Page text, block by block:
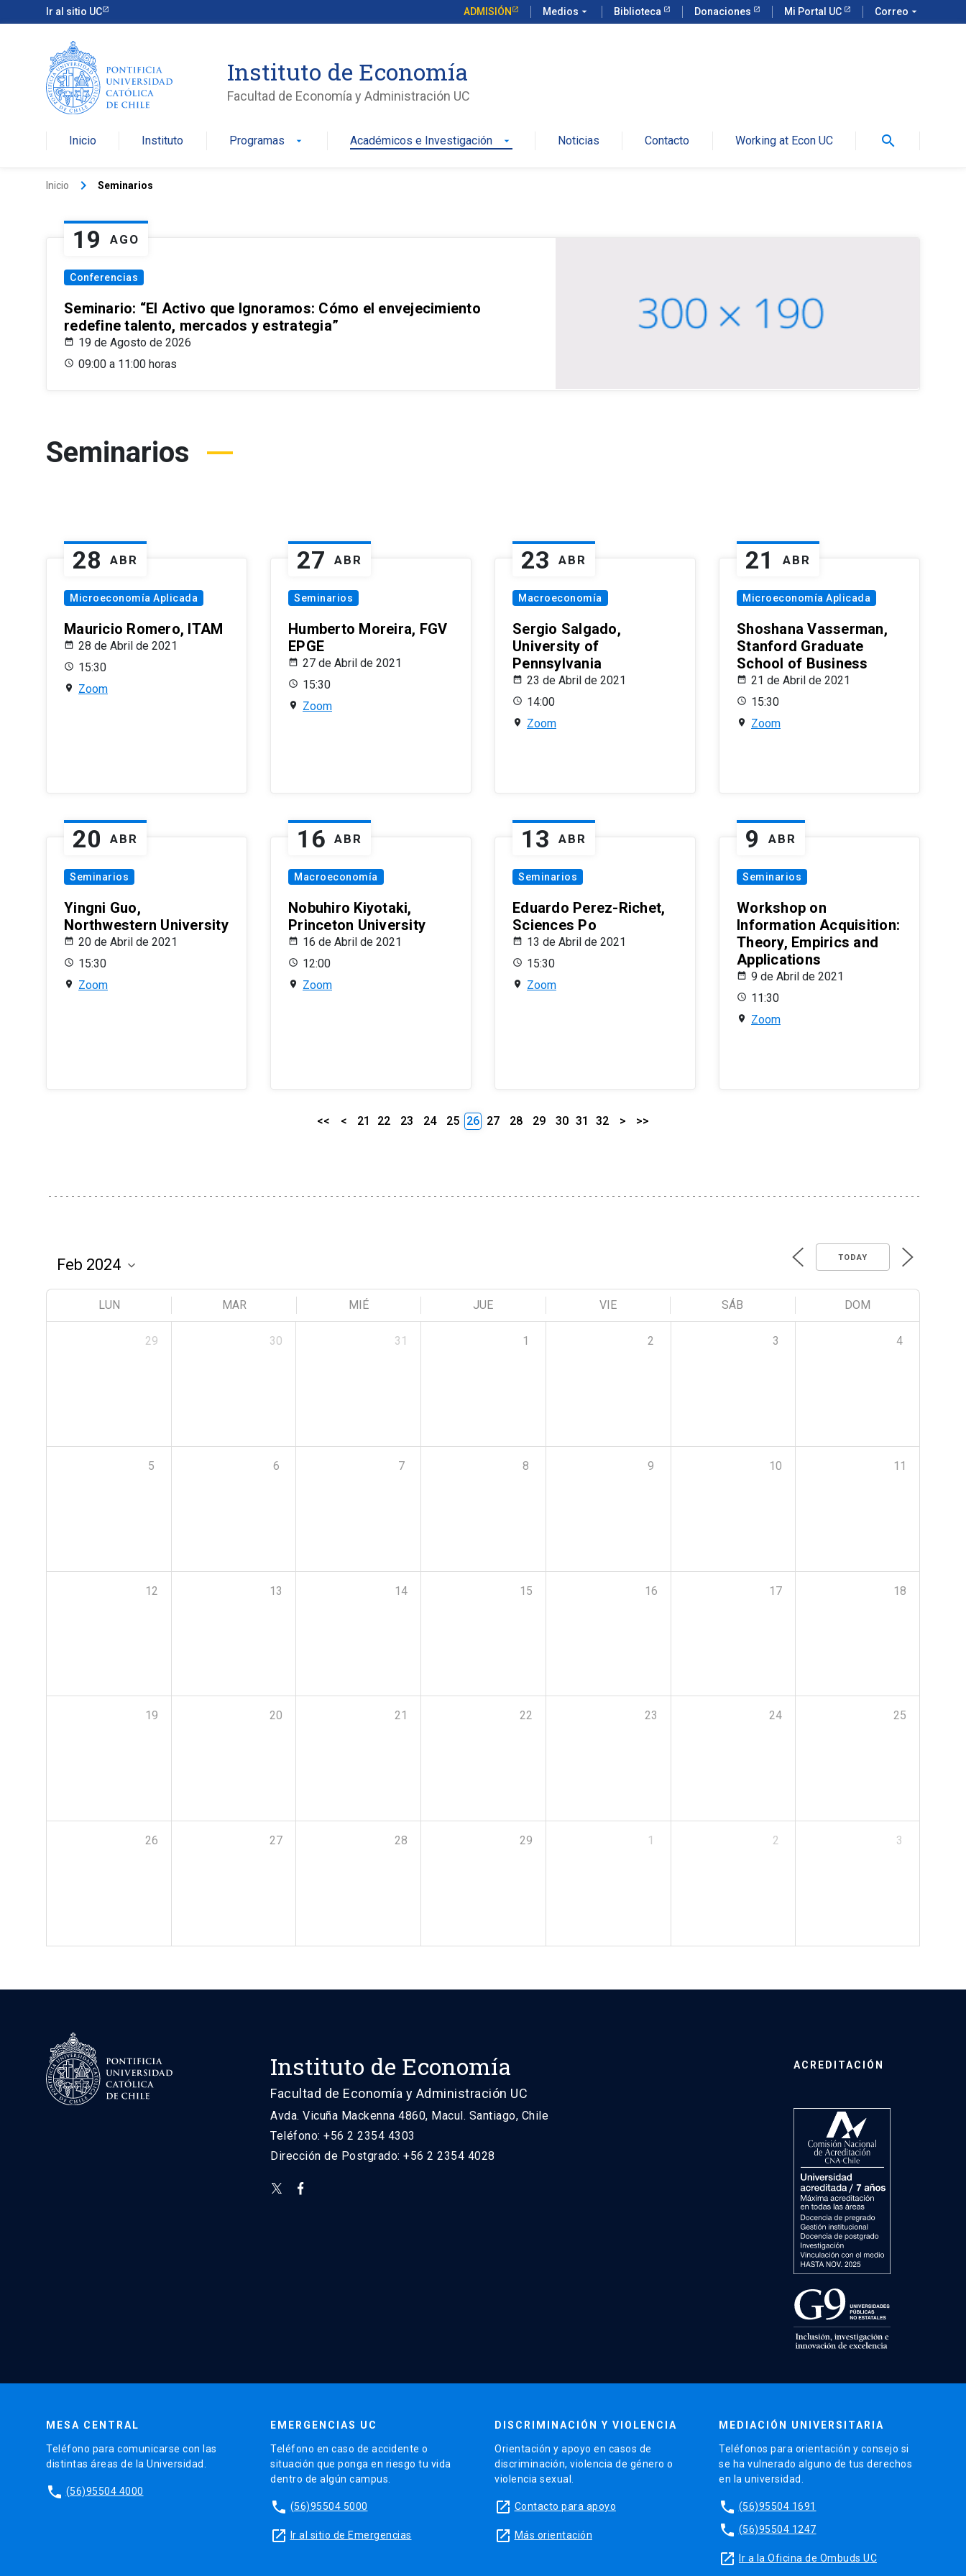
Ir al sitio UC ADMISIÓN Medios arrow_drop_down Biblioteca Donaciones Mi Portal UC Correo arrow_drop_down
Instituto de Economía
Facultad de Economía y Administración UC
Inicio Instituto Programas arrow_drop_down Académicos e Investigación arrow_drop_down Noticias Contacto Working at Econ UC search
Inicio keyboard_arrow_right Seminarios
19 AGO
Conferencias
Seminario: “El Activo que Ignoramos: Cómo el envejecimiento
redefine talento, mercados y estrategia”
19 de Agosto de 2026
09:00 a 11:00 horas
Seminarios
28 ABR
Microeconomía Aplicada
Mauricio Romero, ITAM
28 de Abril de 2021
15:30
Zoom
27 ABR
Seminarios
Humberto Moreira, FGV
EPGE
27 de Abril de 2021
15:30
Zoom
23 ABR
Macroeconomía
Sergio Salgado,
University of
Pennsylvania
23 de Abril de 2021
14:00
Zoom
21 ABR
Microeconomía Aplicada
Shoshana Vasserman,
Stanford Graduate
School of Business
21 de Abril de 2021
15:30
Zoom
20 ABR
Seminarios
Yingni Guo,
Northwestern University
20 de Abril de 2021
15:30
Zoom
16 ABR
Macroeconomía
Nobuhiro Kiyotaki,
Princeton University
16 de Abril de 2021
12:00
Zoom
13 ABR
Seminarios
Eduardo Perez-Richet,
Sciences Po
13 de Abril de 2021
15:30
Zoom
9 ABR
Seminarios
Workshop on
Information Acquisition:
Theory, Empirics and
Applications
9 de Abril de 2021
11:30
Zoom
<< < 21 22 23 24 25 26 27 28 29 30 31 32 > >>
TODAY
LUN MAR MIÉ JUE VIE SÁB DOM
29 30 31 1 2 3 4
5 6 7 8 9 10 11
12 13 14 15 16 17 18
19 20 21 22 23 24 25
26 27 28 29 1 2 3
Instituto de Economía
Facultad de Economía y Administración UC
Avda. Vicuña Mackenna 4860, Macul. Santiago, Chile
Teléfono: +56 2 2354 4303
Dirección de Postgrado: +56 2 2354 4028
ACREDITACIÓN
MESA CENTRAL
Teléfono para comunicarse con las
distintas áreas de la Universidad.
phone (56)95504 4000
EMERGENCIAS UC
Teléfono en caso de accidente o
situación que ponga en riesgo tu vida
dentro de algún campus.
phone (56)95504 5000
launch Ir al sitio de Emergencias
DISCRIMINACIÓN Y VIOLENCIA
Orientación y apoyo en casos de
discriminación, violencia de género o
violencia sexual.
launch Contacto para apoyo
launch Más orientación
MEDIACIÓN UNIVERSITARIA
Teléfonos para orientación y consejo si
se ha vulnerado alguno de tus derechos
en la universidad.
phone (56)95504 1691
phone (56)95504 1247
launch Ir a la Oficina de Ombuds UC